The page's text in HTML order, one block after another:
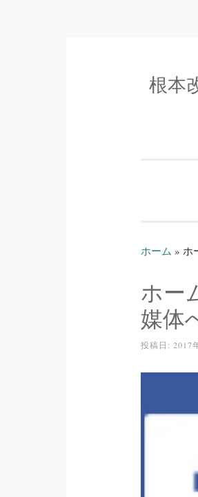
コ
プ
根本
ホーム » ホ
ホー
媒体
投稿日: 2017